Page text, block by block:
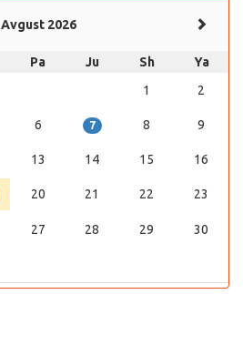
Avgust 2026
Pa Ju Sh
Ya
1
2
6 7 8 9
13 14 15 16
20 21 22 23
27 28 29 30